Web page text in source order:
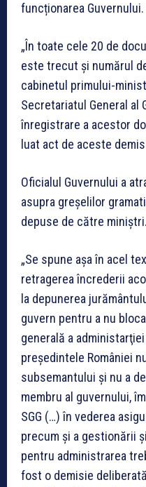
funcționarea Guvernului.
„În toate cele 20 de
este trecut şi numărul
cabinetul primului-
Secretariatul General al
înregistrare a acestor
luat act de aceste
Oficialul Guvernului a
asupra greșelilor
depuse de către miniștri.
„Se spune aşa în acel
retragerea încrederii
la depunerea
guvern pentru a nu
generală a
preşedintele României
subsemantului şi nu a
membru al guvernului,
SGG (…) în vederea
precum şi a gestionării
pentru administrarea
fost o demisie